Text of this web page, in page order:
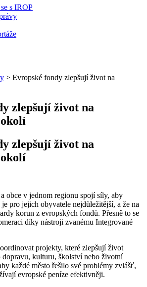
s IROP
> Evropské fondy zlepšují život na
zlepšují život na
zlepšují život na
a obce v jednom regionu spojí síly, aby
pro jejich obyvatele nejdůležitější, a že na
korun z evropských fondů. Přesně to se
díky nástroji zvanému Integrované
projekty, které zlepšují život
kulturu, školství nebo životní
každé město řešilo své problémy zvlášť,
evropské peníze efektivněji.